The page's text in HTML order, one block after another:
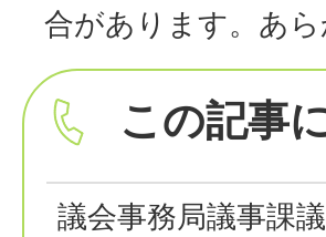
合があります。あ
この記事
議会事務局議事課